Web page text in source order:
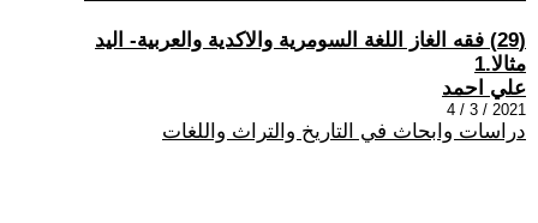
(29) فقه الغاز اللغة السومرية والاكدية والعربية- اليد
مثالا.1
علي احمد
2021 / 3 / 4
دراسات وابحاث في التاريخ والتراث واللغات